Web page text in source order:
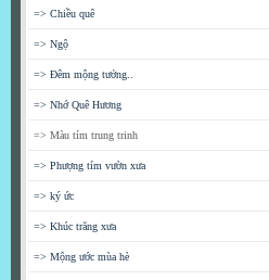
=> Chiều quê
=> Ngộ
=> Đêm mộng tưởng..
=> Nhớ Quê Hương
=> Màu tím trung trinh
=> Phượng tím vườn xưa
=> ký ức
=> Khúc trăng xưa
=> Mộng ước mùa hè